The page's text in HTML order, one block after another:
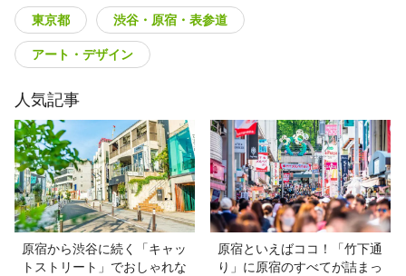
東京都 渋谷・原宿・表参道
アート・デザイン
人気記事
原宿から渋谷に続く「キャッ
トストリート」でおしゃれな
原宿といえばココ！「竹下通
り」に原宿のすべてが詰まっ